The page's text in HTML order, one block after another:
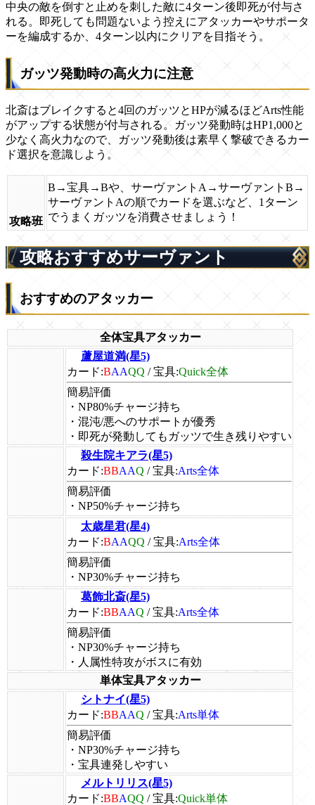
中央の敵を倒すと止めを刺した敵に4ターン後即死が付与さ
れる。即死しても問題ないよう控えにアタッカーやサポータ
ーを編成するか、4ターン以内にクリアを目指そう。
ガッツ発動時の高火力に注意
北斎はブレイクすると4回のガッツとHPが減るほどArts性能
がアップする状態が付与される。ガッツ発動時はHP1,000と
少なく高火力なので、ガッツ発動後は素早く撃破できるカー
ド選択を意識しよう。
攻略班
B→宝具→Bや、サーヴァントA→サーヴァントB→
サーヴァントAの順でカードを選ぶなど、1ターン
でうまくガッツを消費させましょう！
攻略おすすめサーヴァント
おすすめのアタッカー
全体宝具アタッカー
蘆屋道満(星5)
カード:BAAQQ /宝具:Quick全体
簡易評価
・NP80%チャージ持ち
・混沌/悪へのサポートが優秀
・即死が発動してもガッツで生き残りやすい
殺生院キアラ(星5)
カード:BBAAQ /宝具:Arts全体
簡易評価
・NP50%チャージ持ち
太歳星君(星4)
カード:BAAQQ /宝具:Arts全体
簡易評価
・NP30%チャージ持ち
葛飾北斎(星5)
カード:BBAAQ /宝具:Arts全体
簡易評価
・NP30%チャージ持ち
・人属性特攻がボスに有効
単体宝具アタッカー
シトナイ(星5)
カード:BBAAQ /宝具:Arts単体
簡易評価
・NP30%チャージ持ち
・宝具連発しやすい
メルトリリス(星5)
カード:BBAQQ /宝具:Quick単体